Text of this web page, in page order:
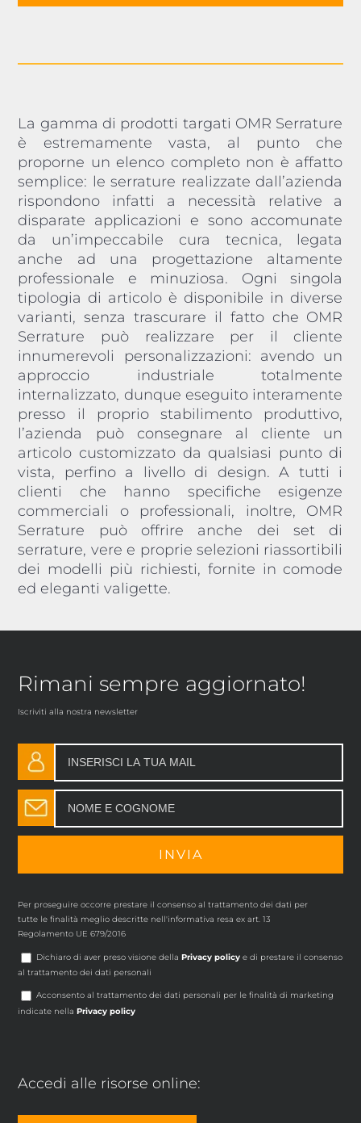
La gamma di prodotti targati OMR Serrature
è estremamente vasta, al punto che
proporne un elenco completo non è affatto
semplice: le serrature realizzate dall’azienda
rispondono infatti a necessità relative a
disparate applicazioni e sono accomunate
da un’impeccabile cura tecnica, legata
anche ad una progettazione altamente
professionale e minuziosa. Ogni singola
tipologia di articolo è disponibile in diverse
varianti, senza trascurare il fatto che OMR
Serrature può realizzare per il cliente
innumerevoli personalizzazioni: avendo un
approccio industriale totalmente
internalizzato, dunque eseguito interamente
presso il proprio stabilimento produttivo,
l’azienda può consegnare al cliente un
articolo customizzato da qualsiasi punto di
vista, perfino a livello di design. A tutti i
clienti che hanno specifiche esigenze
commerciali o professionali, inoltre, OMR
Serrature può offrire anche dei set di
serrature, vere e proprie selezioni riassortibili
dei modelli più richiesti, fornite in comode
ed eleganti valigette.
Rimani sempre aggiornato!
Iscriviti alla nostra newsletter
Per proseguire occorre prestare il consenso al trattamento dei dati per
tutte le finalità meglio descritte nell'informativa resa ex art. 13
Regolamento UE 679/2016
Dichiaro di aver preso visione dellaPrivacy policy e di prestare il consenso
al trattamento dei dati personali
Acconsento al trattamento dei dati personali per le finalità di marketing
indicate nellaPrivacy policy
Accedi alle risorse online: